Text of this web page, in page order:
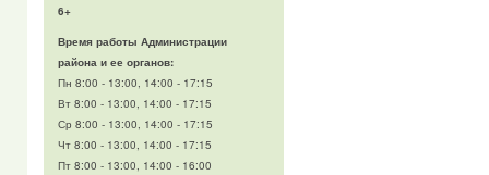
6+
Время работы Администрации
района и ее органов:
Пн 8:00 - 13:00, 14:00 - 17:15
Вт 8:00 - 13:00, 14:00 - 17:15
Ср 8:00 - 13:00, 14:00 - 17:15
Чт 8:00 - 13:00, 14:00 - 17:15
Пт 8:00 - 13:00, 14:00 - 16:00